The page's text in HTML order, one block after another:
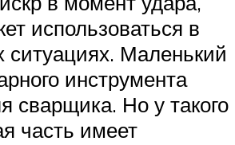
использоваться в
ситуациях. Маленький
инструмента
сварщика. Но у такого
часть имеет